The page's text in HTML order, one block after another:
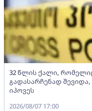
32 წლის ქალი,
გადასარჩენად
იპოვეს
2026/08/07 17:00